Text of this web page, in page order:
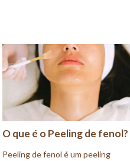
O que é o Peeling de fenol?
Peeling de fenol é um peeling